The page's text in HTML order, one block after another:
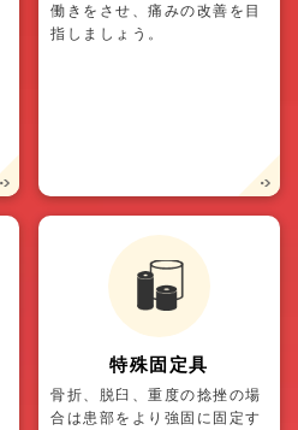
働きをさせ、痛みの改善を目
指しましょう。
特殊固定具
骨折、脱臼、重度の捻挫の場
合は患部をより強固に固定す